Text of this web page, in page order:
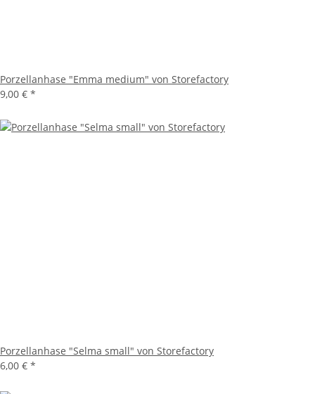
Porzellanhase "Emma medium" von Storefactory
9,00 € *
Porzellanhase "Selma small" von Storefactory
6,00 € *